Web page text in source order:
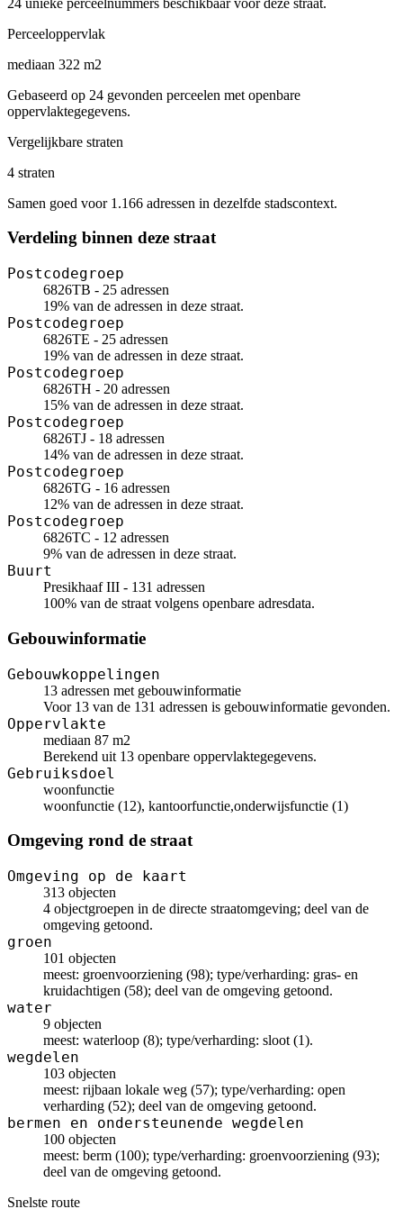
Perceeloppervlak
mediaan 322 m2
Gebaseerd op 24 gevonden perceelen met openbare
oppervlaktegegevens.
Vergelijkbare straten
4 straten
Samen goed voor 1.166 adressen in dezelfde stadscontext.
Verdeling binnen deze straat
Postcodegroep
6826TB - 25 adressen
19% van de adressen in deze straat.
Postcodegroep
6826TE - 25 adressen
19% van de adressen in deze straat.
Postcodegroep
6826TH - 20 adressen
15% van de adressen in deze straat.
Postcodegroep
6826TJ - 18 adressen
14% van de adressen in deze straat.
Postcodegroep
6826TG - 16 adressen
12% van de adressen in deze straat.
Postcodegroep
6826TC - 12 adressen
9% van de adressen in deze straat.
Buurt
Presikhaaf III - 131 adressen
100% van de straat volgens openbare adresdata.
Gebouwinformatie
Gebouwkoppelingen
13 adressen met gebouwinformatie
Voor 13 van de 131 adressen is gebouwinformatie gevonden.
Oppervlakte
mediaan 87 m2
Berekend uit 13 openbare oppervlaktegegevens.
Gebruiksdoel
woonfunctie
woonfunctie (12), kantoorfunctie,onderwijsfunctie (1)
Omgeving rond de straat
Omgeving op de kaart
313 objecten
4 objectgroepen in de directe straatomgeving; deel van de
omgeving getoond.
groen
101 objecten
meest: groenvoorziening (98); type/verharding: gras- en
kruidachtigen (58); deel van de omgeving getoond.
water
9 objecten
meest: waterloop (8); type/verharding: sloot (1).
wegdelen
103 objecten
meest: rijbaan lokale weg (57); type/verharding: open
verharding (52); deel van de omgeving getoond.
bermen en ondersteunende wegdelen
100 objecten
meest: berm (100); type/verharding: groenvoorziening (93);
deel van de omgeving getoond.
Snelste route